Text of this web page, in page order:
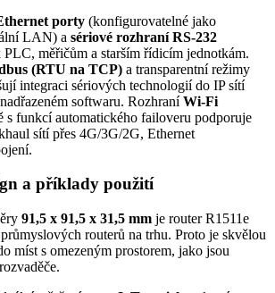
porty (konfigurovatelné jako
LAN) a sériové rozhraní RS-232
měřičům a starším řídicím jednotkám.
(RTU na TCP) a transparentní režimy
integraci sériových technologií do IP sítí
softwaru. RozhraníWi-Fi
s funkcí automatického failoveru podporuje
sítí přes 4G/3G/2G, Ethernet
a příklady použití
91,5 x 91,5 x 31,5 mm je routerR1511e
routerů na trhu. Proto je skvělou
míst s omezeným prostorem, jako jsou
rozvaděče.